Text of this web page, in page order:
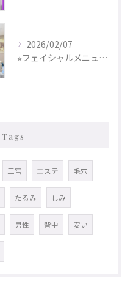
2026/02/07
⭐︎フェイシャルメニュー更新しました⭐︎
Tags
三宮 エステ 毛穴
たるみ しみ
男性 背中 安い